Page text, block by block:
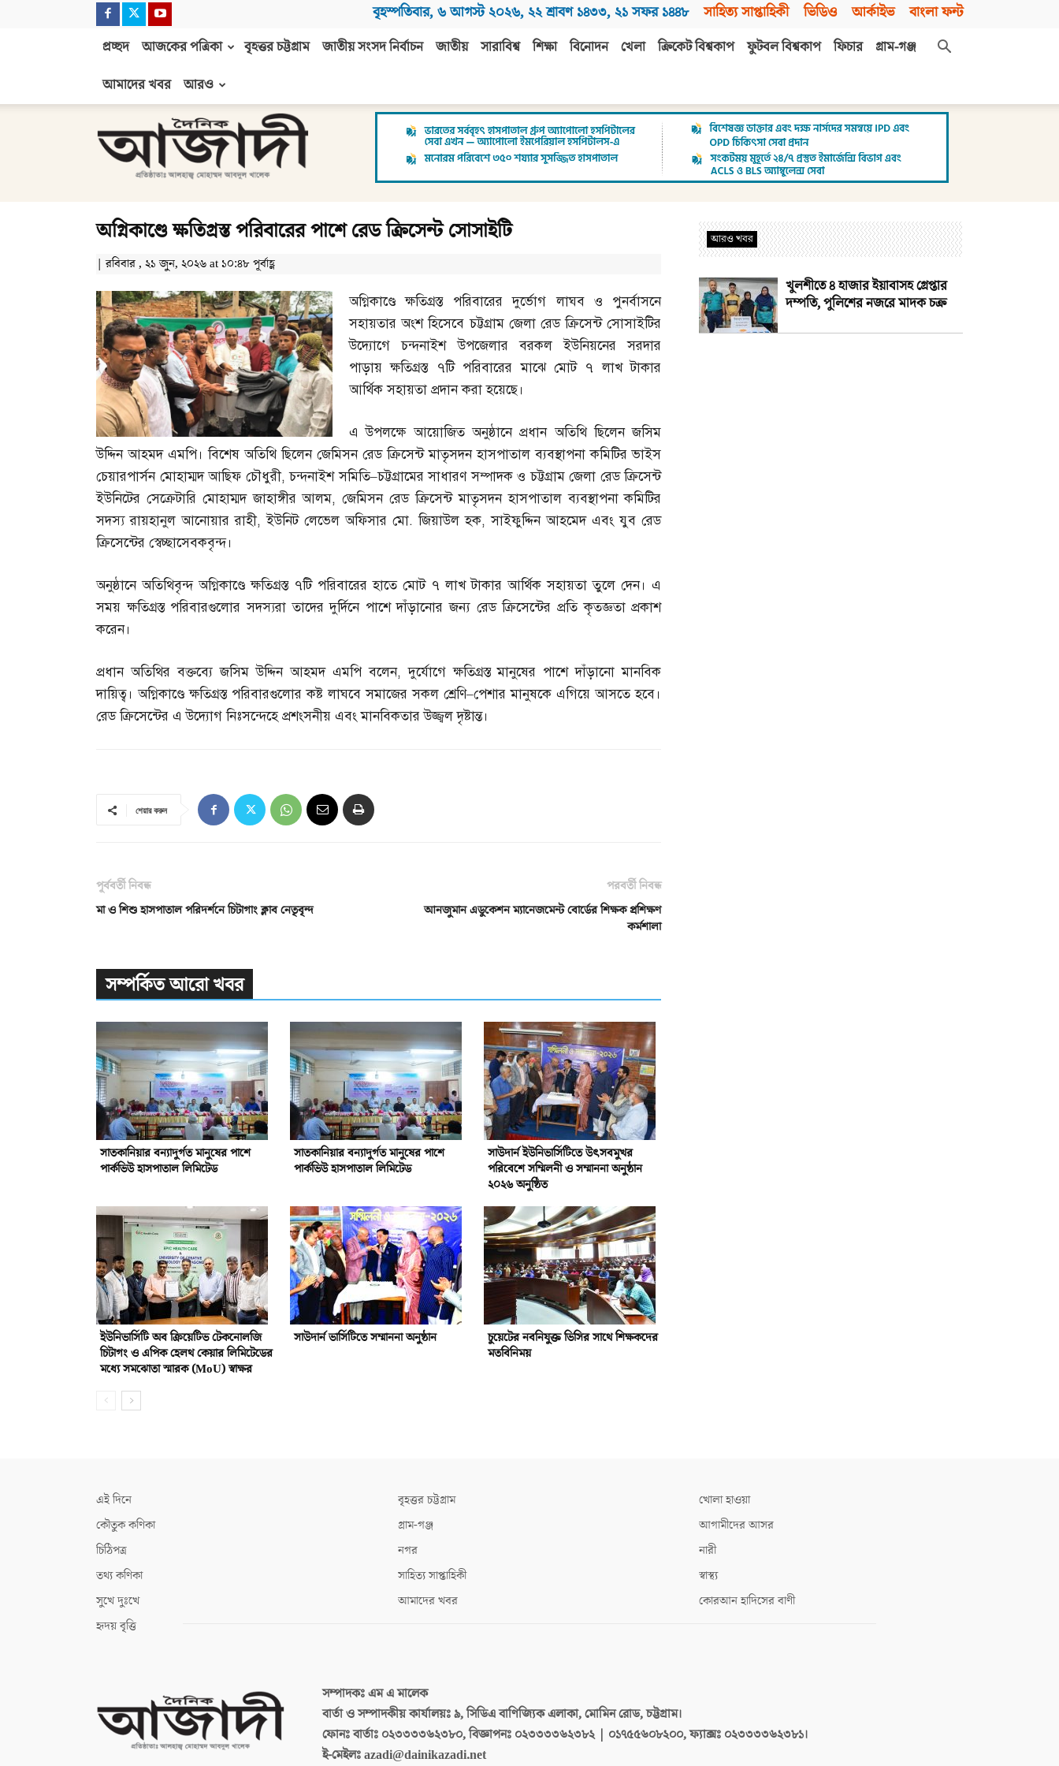
বৃহস্পতিবার, ৬ আগস্ট ২০২৬, ২২ শ্রাবণ ১৪৩৩, ২১ সফর ১৪৪৮ সাহিত্য সাপ্তাহিকী ভিডিও আর্কাইভ বাংলা ফন্ট
প্রচ্ছদ আজকের পত্রিকা বৃহত্তর চট্টগ্রাম জাতীয় সংসদ নির্বাচন জাতীয় সারাবিশ্ব শিক্ষা বিনোদন খেলা ক্রিকেট বিশ্বকাপ ফুটবল বিশ্বকাপ ফিচার
গ্রাম-গঞ্জ
আমাদের খবর
আরও
আজাদী
অগ্নিকাণ্ডে ক্ষতিগ্রস্ত পরিবারের পাশে রেড ক্রিসেন্ট সোসাইটি
| রবিবার , ২১ জুন, ২০২৬ at ১০:৪৮ পূর্বাহ্ণ
অগ্নিকাণ্ডে ক্ষতিগ্রস্ত পরিবারের দুর্ভোগ লাঘব ও পুনর্বাসনে
সহায়তার অংশ হিসেবে চট্টগ্রাম জেলা রেড ক্রিসেন্ট সোসাইটির
উদ্যোগে চন্দনাইশ উপজেলার বরকল ইউনিয়নের সরদার
পাড়ায় ক্ষতিগ্রস্ত ৭টি পরিবারের মাঝে মোট ৭ লাখ টাকার
আর্থিক সহায়তা প্রদান করা হয়েছে।
এ উপলক্ষে আয়োজিত অনুষ্ঠানে প্রধান অতিথি ছিলেন জসিম
উদ্দিন আহমদ এমপি। বিশেষ অতিথি ছিলেন জেমিসন রেড ক্রিসেন্ট মাতৃসদন হাসপাতাল ব্যবস্থাপনা কমিটির ভাইস
চেয়ারপার্সন মোহাম্মদ আছিফ চৌধুরী,চন্দনাইশ সমিতি–চট্টগ্রামের সাধারণ সম্পাদক ও চট্টগ্রাম জেলা রেড ক্রিসেন্ট
ইউনিটের সেক্রেটারি মোহাম্মদ জাহাঙ্গীর আলম,জেমিসন রেড ক্রিসেন্ট মাতৃসদন হাসপাতাল ব্যবস্থাপনা কমিটির
সদস্য রায়হানুল আনোয়ার রাহী,ইউনিট লেভেল অফিসার মো.জিয়াউল হক,সাইফুদ্দিন আহমেদ এবং যুব রেড
ক্রিসেন্টের স্বেচ্ছাসেবকবৃন্দ।
অনুষ্ঠানে অতিথিবৃন্দ অগ্নিকাণ্ডে ক্ষতিগ্রস্ত ৭টি পরিবারের হাতে মোট ৭ লাখ টাকার আর্থিক সহায়তা তুলে দেন। এ
সময় ক্ষতিগ্রস্ত পরিবারগুলোর সদস্যরা তাদের দুর্দিনে পাশে দাঁড়ানোর জন্য রেড ক্রিসেন্টের প্রতি কৃতজ্ঞতা প্রকাশ
করেন।
প্রধান অতিথির বক্তব্যে জসিম উদ্দিন আহমদ এমপি বলেন,দুর্যোগে ক্ষতিগ্রস্ত মানুষের পাশে দাঁড়ানো মানবিক
দায়িত্ব। অগ্নিকাণ্ডে ক্ষতিগ্রস্ত পরিবারগুলোর কষ্ট লাঘবে সমাজের সকল শ্রেণি–পেশার মানুষকে এগিয়ে আসতে হবে।
রেড ক্রিসেন্টের এ উদ্যোগ নিঃসন্দেহে প্রশংসনীয় এবং মানবিকতার উজ্জ্বল দৃষ্টান্ত।
শেয়ার করুন
পূর্ববর্তী নিবন্ধ
মা ও শিশু হাসপাতাল পরিদর্শনে চিটাগাং ক্লাব নেতৃবৃন্দ
পরবর্তী নিবন্ধ
আনজুমান এডুকেশন ম্যানেজমেন্ট বোর্ডের শিক্ষক প্রশিক্ষণ
কর্মশালা
সম্পর্কিত আরো খবর
সাতকানিয়ার বন্যাদুর্গত মানুষের পাশে
পার্কভিউ হাসপাতাল লিমিটেড
সাতকানিয়ার বন্যাদুর্গত মানুষের পাশে
পার্কভিউ হাসপাতাল লিমিটেড
সাউদার্ন ইউনিভার্সিটিতে উৎসবমুখর
পরিবেশে সম্মিলনী ও সম্মাননা অনুষ্ঠান
২০২৬ অনুষ্ঠিত
ইউনিভার্সিটি অব ক্রিয়েটিভ টেকনোলজি
চিটাগং ও এপিক হেলথ কেয়ার লিমিটেডের
মধ্যে সমঝোতা স্মারক (MoU) স্বাক্ষর
সাউদার্ন ভার্সিটিতে সম্মাননা অনুষ্ঠান
চুয়েটের নবনিযুক্ত ভিসির সাথে শিক্ষকদের
মতবিনিময়
আরও খবর
খুলশীতে ৪ হাজার ইয়াবাসহ গ্রেপ্তার
দম্পতি, পুলিশের নজরে মাদক চক্র
এই দিনে
কৌতুক কণিকা
চিঠিপত্র
তথ্য কণিকা
সুখে দুঃখে
হৃদয় বৃত্তি
বৃহত্তর চট্টগ্রাম
গ্রাম-গঞ্জ
নগর
সাহিত্য সাপ্তাহিকী
আমাদের খবর
খোলা হাওয়া
আগামীদের আসর
নারী
স্বাস্থ্য
কোরআন হাদিসের বাণী
সম্পাদকঃএম এ মালেক
বার্তা ও সম্পাদকীয় কার্যালয়ঃ৯, সিডিএ বাণিজ্যিক এলাকা, মোমিন রোড, চট্টগ্রাম।
ফোনঃ বার্তাঃ ০২৩৩৩৩৬২৩৮০, বিজ্ঞাপনঃ ০২৩৩৩৩৬২৩৮২ | ০১৭৫৫৬০৮২০০, ফ্যাক্সঃ ০২৩৩৩৩৬২৩৮১।
ই-মেইলঃazadi@dainikazadi.net